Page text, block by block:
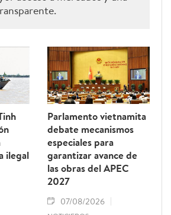
ilegal
Parlamento vietnamita
debate mecanismos
especiales para
garantizar avance de
las obras del APEC
2027
07/08/2026